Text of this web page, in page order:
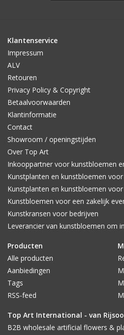
Klantenservice
Impressum
ALV
Retouren
Privacy Policy & Copyright
Betaalvoorwaarden
Klantinformatie
Contact
Showroom / openingstijden
Over Top Art
Inkooppartner voor kunstbloemen
Kunstplanten en kunstbloemen
Kunstplanten en kunstbloemen
Kunstbloemen voor een zakelijk
Kunstkransen voor bedrijven
Leverancier van kunstbloemen om
Producten
Alle producten
Aanbiedingen
Tags
RSS-feed
Top Art International - van
B2B wholesale artificial flowers &